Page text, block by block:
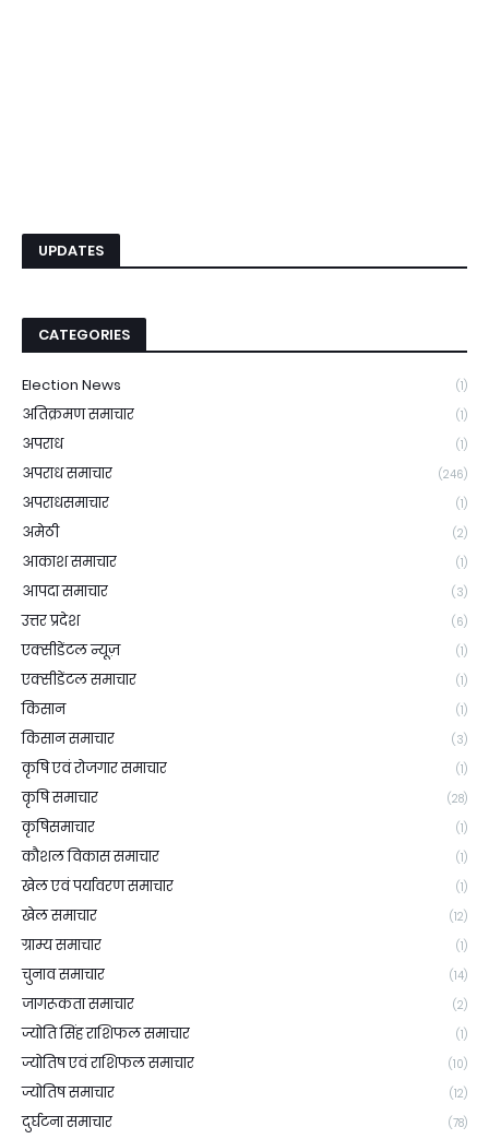
UPDATES
CATEGORIES
Election News (1)
अतिक्रमण समाचार (1)
अपराध (1)
अपराध समाचार (246)
अपराधसमाचार (1)
अमेठी (2)
आकाश समाचार (1)
आपदा समाचार (3)
उत्तर प्रदेश (6)
एक्सीडेंटल न्यूज़ (1)
एक्सीडेंटल समाचार (1)
किसान (1)
किसान समाचार (3)
कृषि एवं रोजगार समाचार (1)
कृषि समाचार (28)
कृषिसमाचार (1)
कौशल विकास समाचार (1)
खेल एवं पर्यावरण समाचार (1)
खेल समाचार (12)
ग्राम्य समाचार (1)
चुनाव समाचार (14)
जागरूकता समाचार (2)
ज्योति सिंह राशिफल समाचार (1)
ज्योतिष एवं राशिफल समाचार (10)
ज्योतिष समाचार (12)
दुर्घटना समाचार (78)